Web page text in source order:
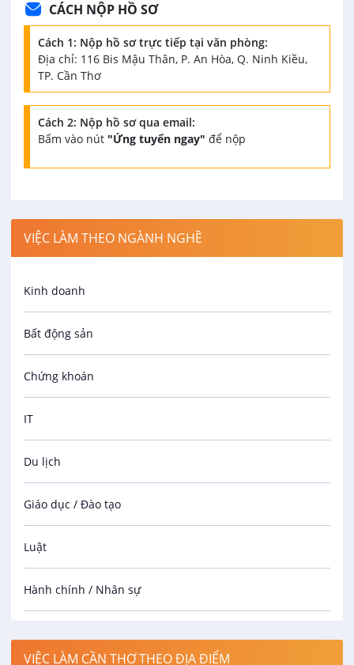
CÁCH NỘP HỒ SƠ
Cách 1: Nộp hồ sơ trực tiếp tại văn phòng:
Địa chỉ: 116 Bis Mậu Thân, P. An Hòa, Q. Ninh Kiều,
TP. Cần Thơ
Cách 2: Nộp hồ sơ qua email:
Bấm vào nút "Ứng tuyển ngay" để nộp
VIỆC LÀM THEO NGÀNH NGHỀ
Kinh doanh
Bất động sản
Chứng khoán
IT
Du lịch
Giáo dục / Đào tạo
Luật
Hành chính / Nhân sự
VIỆC LÀM CẦN THƠ THEO ĐỊA ĐIỂM